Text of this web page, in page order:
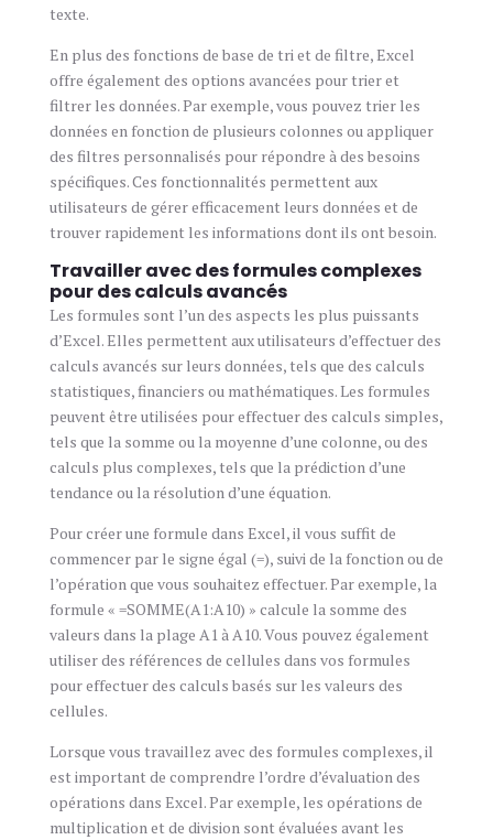
texte.
En plus des fonctions de base de tri et de filtre, Excel
offre également des options avancées pour trier et
filtrer les données. Par exemple, vous pouvez trier les
données en fonction de plusieurs colonnes ou appliquer
des filtres personnalisés pour répondre à des besoins
spécifiques. Ces fonctionnalités permettent aux
utilisateurs de gérer efficacement leurs données et de
trouver rapidement les informations dont ils ont besoin.
Travailler avec des formules complexes
pour des calculs avancés
Les formules sont l’un des aspects les plus puissants
d’Excel. Elles permettent aux utilisateurs d’effectuer des
calculs avancés sur leurs données, tels que des calculs
statistiques, financiers ou mathématiques. Les formules
peuvent être utilisées pour effectuer des calculs simples,
tels que la somme ou la moyenne d’une colonne, ou des
calculs plus complexes, tels que la prédiction d’une
tendance ou la résolution d’une équation.
Pour créer une formule dans Excel, il vous suffit de
commencer par le signe égal (=), suivi de la fonction ou de
l’opération que vous souhaitez effectuer. Par exemple, la
formule « =SOMME(A1:A10) » calcule la somme des
valeurs dans la plage A1 à A10. Vous pouvez également
utiliser des références de cellules dans vos formules
pour effectuer des calculs basés sur les valeurs des
cellules.
Lorsque vous travaillez avec des formules complexes, il
est important de comprendre l’ordre d’évaluation des
opérations dans Excel. Par exemple, les opérations de
multiplication et de division sont évaluées avant les